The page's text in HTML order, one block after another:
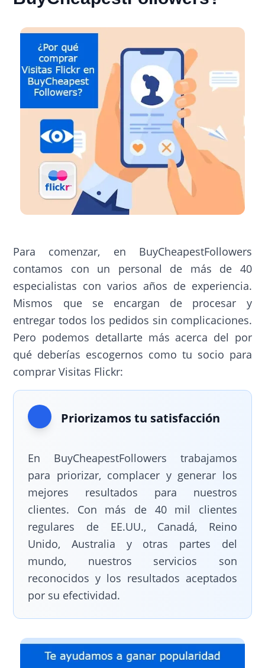
Para comenzar, en BuyCheapestFollowers
contamos con un personal de más de 40
especialistas con varios años de experiencia.
Mismos que se encargan de procesar y
entregar todos los pedidos sin complicaciones.
Pero podemos detallarte más acerca del por
qué deberías escogernos como tu socio para
comprar Visitas Flickr:
Priorizamos tu satisfacción
En BuyCheapestFollowers trabajamos
para priorizar, complacer y generar los
mejores resultados para nuestros
clientes. Con más de 40 mil clientes
regulares de EE.UU., Canadá, Reino
Unido, Australia y otras partes del
mundo, nuestros servicios son
reconocidos y los resultados aceptados
por su efectividad.